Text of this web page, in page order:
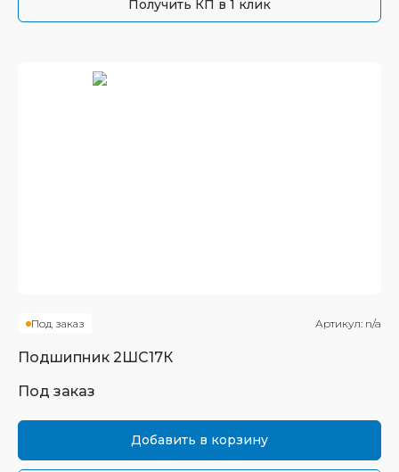
Получить КП в 1 клик
Под заказ Артикул: n/a
Подшипник 2ШС17К
Под заказ
Добавить в корзину